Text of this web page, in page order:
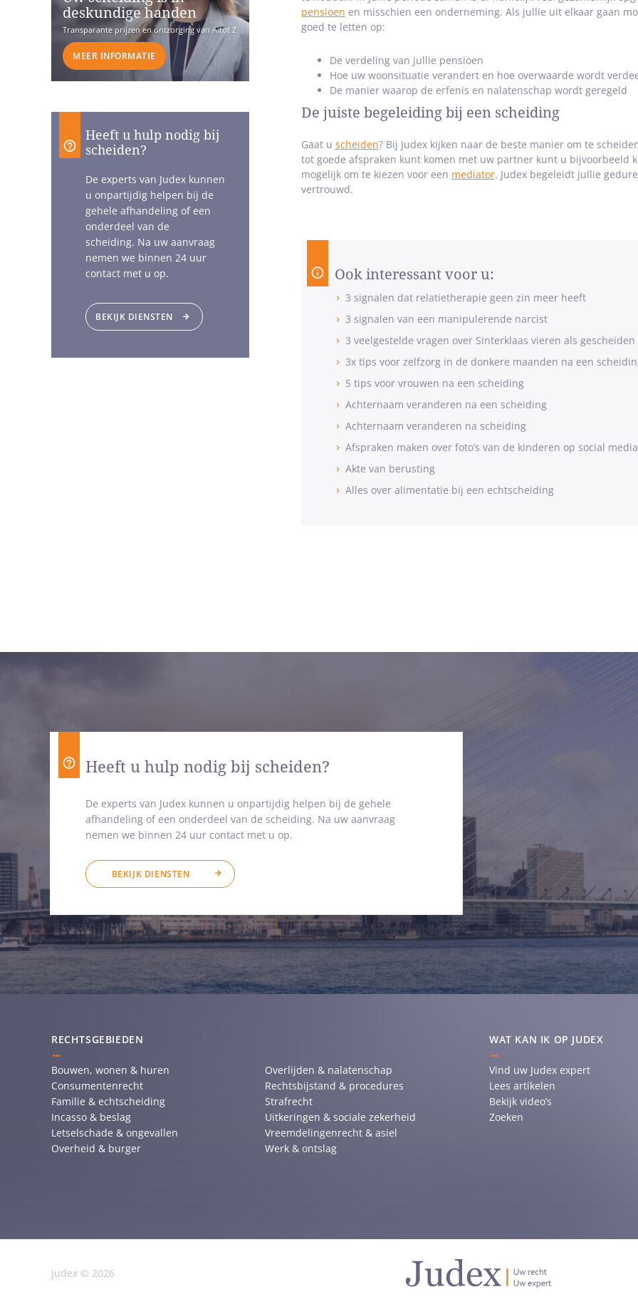
pensioen en misschien een onderneming. Als jullie uit elkaar gaan
goed te letten op:
De verdeling van jullie pensioen
Hoe uw woonsituatie verandert en hoe overwaarde wordt
De manier waarop de erfenis en nalatenschap wordt geregeld
De juiste begeleiding bij een scheiding
Gaat u scheiden? Bij Judex kijken naar de beste manier om te
tot goede afspraken kunt komen met uw partner kunt u bijvoorbeeld
mogelijk om te kiezen voor een mediator. Judex begeleidt jullie
vertrouwd.
Ook interessant voor u:
3 signalen dat relatietherapie geen zin meer heeft
3 signalen van een manipulerende narcist
3 veelgestelde vragen over Sinterklaas vieren als
3x tips voor zelfzorg in de donkere maanden na een
5 tips voor vrouwen na een scheiding
Achternaam veranderen na een scheiding
Achternaam veranderen na scheiding
Afspraken maken over foto’s van de kinderen op social media
Akte van berusting
Alles over alimentatie bij een echtscheiding
deskundige handen
Transparante prijzen en ontzorging van A tot Z
MEER INFORMATIE
Heeft u hulp nodig bij
scheiden?
De experts van Judex kunnen
u onpartijdig helpen bij de
gehele afhandeling of een
onderdeel van de
scheiding. Na uw aanvraag
nemen we binnen 24 uur
contact met u op.
BEKIJK DIENSTEN
Heeft u hulp nodig bij scheiden?
De experts van Judex kunnen u onpartijdig helpen bij de gehele
afhandeling of een onderdeel van de scheiding. Na uw aanvraag
nemen we binnen 24 uur contact met u op.
BEKIJK DIENSTEN
RECHTSGEBIEDEN
Bouwen, wonen & huren
Consumentenrecht
Familie & echtscheiding
Incasso & beslag
Letselschade & ongevallen
Overheid & burger
Overlijden & nalatenschap
Rechtsbijstand & procedures
Strafrecht
Uitkeringen & sociale zekerheid
Vreemdelingenrecht & asiel
Werk & ontslag
WAT KAN IK OP JUDEX
Vind uw Judex expert
Lees artikelen
Bekijk video’s
Zoeken
Judex © 2026